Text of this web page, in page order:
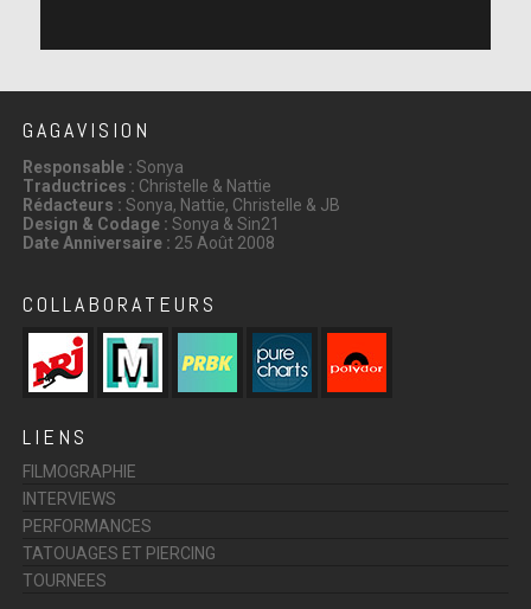
GAGAVISION
Responsable : Sonya
Traductrices : Christelle & Nattie
Rédacteurs : Sonya, Nattie, Christelle & JB
Design & Codage : Sonya & Sin21
Date Anniversaire : 25 Août 2008
COLLABORATEURS
LIENS
FILMOGRAPHIE
INTERVIEWS
PERFORMANCES
TATOUAGES ET PIERCING
TOURNEES